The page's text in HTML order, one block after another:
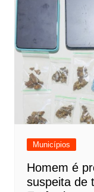
Municípios
Homem é
suspeita de